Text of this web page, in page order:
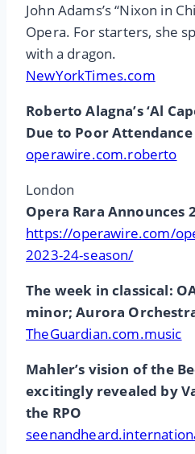
John Adams’s “Nixon in
Opera. For starters, she
with a dragon.
NewYorkTimes.com
Roberto Alagna’s ‘Al
Due to Poor Attendance
operawire.com.roberto
London
Opera Rara Announces
https://operawire.com/
2023-24-season/
The week in classical:
minor; Aurora
TheGuardian.com.music
Mahler’s vision of the
excitingly revealed by
the RPO